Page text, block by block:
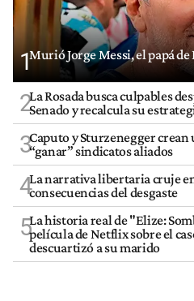
1Murió Jorge Messi, el papá
2La Rosada busca culpables
Senado y recalcula su
3Caputo y Sturzenegger
“ganar” sindicatos aliados
4La narrativa libertaria cruje
consecuencias del desgaste
5La historia real de "Elize:
película de Netflix sobre el
descuartizó a su marido